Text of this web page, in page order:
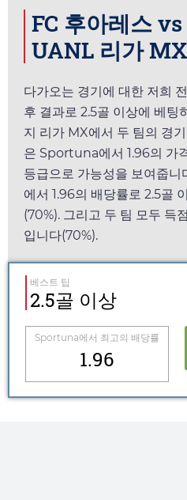
FC 후아레스
UANL 리가
다가오는 경기에 대한 저희
후 결과로 2.5골 이상에 베팅
지 리가 MX에서 두 팀의 경
은 Sportuna에서 1.96의 가
등급으로 가능성을 보여줍니
에서 1.96의 배당률로 2.5골
(70%). 그리고 두 팀 모두 득
입니다(70%).
베스트 팁
2.5골 이상
Sportuna에서 최고의 배당률
1.96